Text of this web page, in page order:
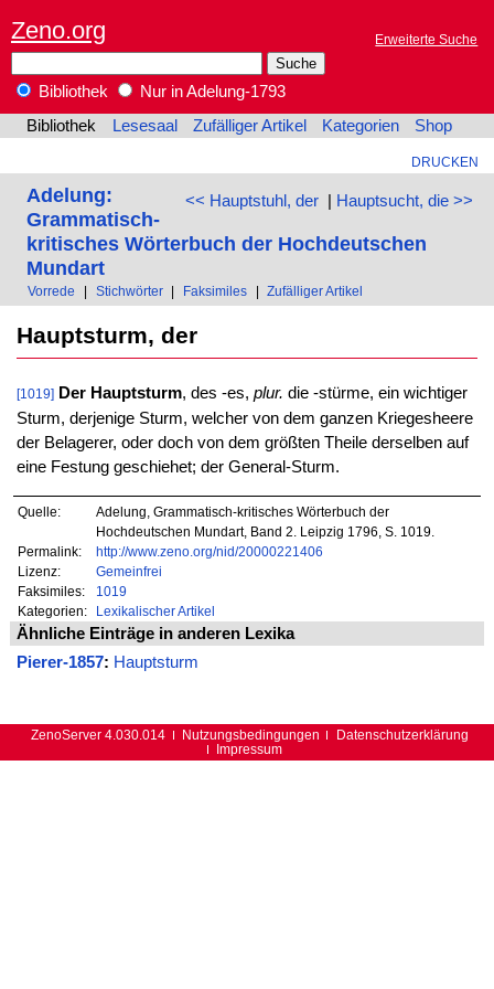
Zeno.org Erweiterte Suche
Bibliothek
Nur in Adelung-1793
Bibliothek
Lesesaal Zufälliger Artikel Kategorien Shop
DRUCKEN
<< Hauptstuhl, der| Hauptsucht, die >>
Adelung:
Grammatisch-
kritisches Wörterbuch der Hochdeutschen
Mundart
Vorrede Stichwörter Faksimiles Zufälliger Artikel
Hauptsturm, der
[1019] Der Hauptsturm, des -es, plur. die -stürme, ein wichtiger
Sturm, derjenige Sturm, welcher von dem ganzen Kriegesheere
der Belagerer, oder doch von dem größten Theile derselben auf
eine Festung geschiehet; der General-Sturm.
Quelle:
Adelung, Grammatisch-kritisches Wörterbuch der
Hochdeutschen Mundart, Band 2. Leipzig 1796, S. 1019.
Permalink:
http://www.zeno.org/nid/20000221406
Lizenz:
Gemeinfrei
Faksimiles:
1019
Kategorien:
Lexikalischer Artikel
Ähnliche Einträge in anderen Lexika
Pierer-1857: Hauptsturm
ZenoServer 4.030.014 Nutzungsbedingungen
Datenschutzerklärung
Impressum